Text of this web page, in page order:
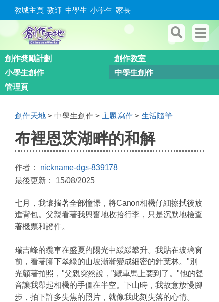
教城主頁 教師 中學生 小學生 家長
創作奬勵計劃
創作教室
小學生創作
中學生創作
管理頁
創作天地 > 中學生創作 > 主題寫作 > 生活隨筆
布裡恩茨湖畔的和解
作者： nickname-dgs-839178
最後更新： 15/08/2025
七月，我懷揣著全部憧憬，將Canon相機仔細擦拭後放
進背包。父親看著我興奮地收拾行李，只是沉默地檢查
著機票和證件。
瑞吉峰的纜車在盛夏的陽光中緩緩攀升。我貼在玻璃窗
前，看著腳下翠綠的山坡漸漸變成細密的針葉林。"別
光顧著拍照，"父親突然說，"纜車馬上要到了。"他的聲
音讓我舉起相機的手僵在半空。下山時，我故意放慢腳
步，拍下許多失焦的照片，就像我此刻失落的心情。